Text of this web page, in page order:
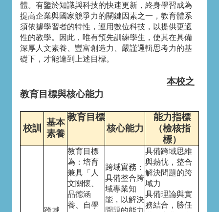
體。有鑒於知識與科技的快速更新，終身學習成為
提高企業與國家競爭力的關鍵因素之一，教育體系
須依據學習者的特性，運用數位科技，以提供更適
性的教學。因此，唯有預先訓練學生，使其在具備
深厚人文素養、豐富創造力、嚴謹邏輯思考力的基
礎下，才能達到上述目標。
本校之
教育目標與核心能力
校訓
基本
素養
教育目標
核心能力
能力指標
（檢核指
標）
跨域
教育目標
為：培育
兼具「人
文關懷、
品德涵
養、自學
跨域實務 ：
具備整合跨
域專業知
能，以解決
問題的能力
具備跨域思維
與熱忱，整合
解決問題的跨
域力
具備理論與實
務結合，勝任